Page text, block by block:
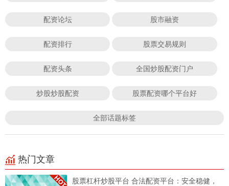
配资论坛 股市融资
配资排行 股票交易规则
配资头条 全国炒股配资门户
炒股炒股配资 股票配资哪个平台好
全部话题标签
热门文章
股票杠杆炒股平台 合法配资平台：安全稳健，